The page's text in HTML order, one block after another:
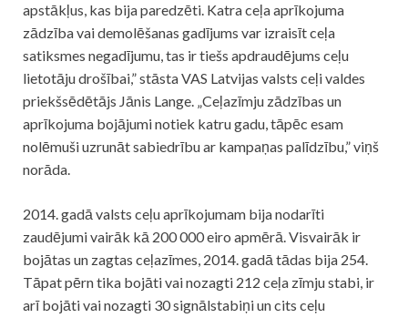
apstākļus, kas bija paredzēti. Katra ceļa aprīkojuma
zādzība vai demolēšanas gadījums var izraisīt ceļa
satiksmes negadījumu, tas ir tiešs apdraudējums ceļu
lietotāju drošībai,” stāsta VAS Latvijas valsts ceļi valdes
priekšsēdētājs Jānis Lange. „Ceļazīmju zādzības un
aprīkojuma bojājumi notiek katru gadu, tāpēc esam
nolēmuši uzrunāt sabiedrību ar kampaņas palīdzību,” viņš
norāda.
2014. gadā valsts ceļu aprīkojumam bija nodarīti
zaudējumi vairāk kā 200 000 eiro apmērā. Visvairāk ir
bojātas un zagtas ceļazīmes, 2014. gadā tādas bija 254.
Tāpat pērn tika bojāti vai nozagti 212 ceļa zīmju stabi, ir
arī bojāti vai nozagti 30 signālstabiņi un cits ceļu